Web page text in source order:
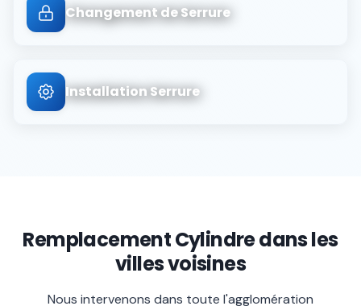
Changement de Serrure
Installation Serrure
Remplacement Cylindredans les
villes voisines
Nous intervenons dans toute l'agglomération